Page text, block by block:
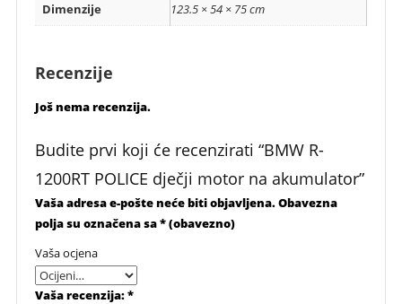
Dimenzije
123.5 × 54 × 75 cm
Recenzije
Još nema recenzija.
Budite prvi koji će recenzirati “BMW R-
1200RT POLICE dječji motor na akumulator”
Vaša adresa e-pošte neće biti objavljena.Obavezna
polja su označena sa* (obavezno)
Vaša ocjena
Vaša recenzija:*